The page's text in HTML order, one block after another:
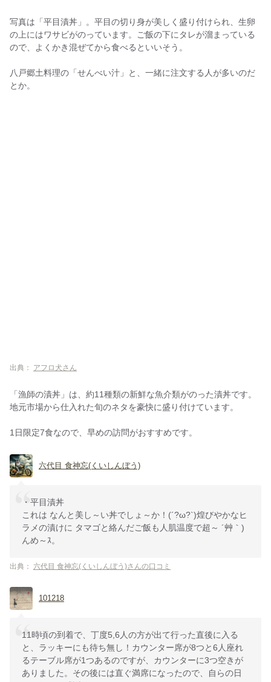
写真は「平目漬丼」。平目の切り身が美しく盛り付けられ、生卵
の上にはワサビがのっています。ご飯の下にタレが溜まっている
ので、よくかき混ぜてから食べるといいそう。
八戸郷土料理の「せんべい汁」と、一緒に注文する人が多いのだ
とか。
出典： アフロ犬さん
「漁師の漬丼」は、約11種類の新鮮な魚介類がのった漬丼です。
地元市場から仕入れた旬のネタを豪快に盛り付けています。
1日限定7食なので、早めの訪問がおすすめです。
六代目 食神忘(くいしんぼう)
・平目漬丼
これは なんと美し～い丼でしょ～か！(´?ω?`)煌びやかなヒ
ラメの漬けに タマゴと絡んだご飯も人肌温度で超～ ´艸｀)
んめ～ｽ。
出典： 六代目 食神忘(くいしんぼう)さんの口コミ
101218
11時頃の到着で、丁度5,6人の方が出て行った直後に入る
と、ラッキーにも待ち無し！カウンター席が8つと6人座れ
るテーブル席が1つあるのですが、カウンターに3つ空きが
ありました。その後には直ぐ満席になったので、自らの日